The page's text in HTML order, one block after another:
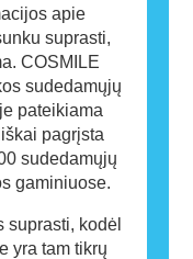
apie
suprasti,
COSMILE
sudedamųjų
pateikiama
pagrįsta
sudedamųjų
gaminiuose.
suprasti, kodėl
yra tam tikrų